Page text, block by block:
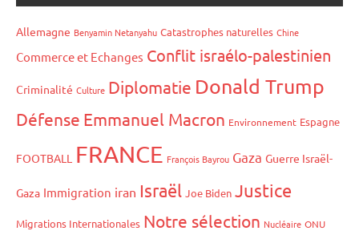
Allemagne Benyamin Netanyahu Catastrophes naturelles Chine
Commerce et Echanges Conflit israélo-palestinien
Criminalité Culture Diplomatie Donald Trump
Défense Emmanuel Macron Environnement Espagne
FOOTBALL FRANCE François Bayrou Gaza Guerre Israël-
Gaza Immigration iran Israël Joe Biden Justice
Migrations Internationales Notre sélection Nucléaire ONU